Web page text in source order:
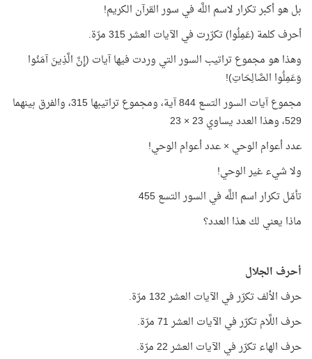
بل هو أكبر تكرار لاسم اللَّه في سور القرآن الكريم!
أحرف كلمة (عَمِلُوا) تكرّرت في الآيات العشر 315 مرّة.
وهذا هو مجموع تراتيب السور التي وردت فيها آيات (إِنَّ الَّذِينَ آمَنُوا
وَعَمِلُوا الصَّالِحَاتِ)!
مجموع آيات السور التسع 844 آية، ومجموع تراتيبها 315، والفرق بينهما
529، وهذا العدد يساوي 23 × 23
عدد أعوام الوحي × عدد أعوام الوحي!
ولا شيء غير الوحي!
تأمّل تكرار اسم اللَّه في السور التسع 455
ماذا يعني لك هذا العدد؟
أحرف الجلال
حرف الألف تكرّر في الآيات العشر 132 مرّة.
حرف اللَّام تكرّر في الآيات العشر 71 مرّة.
حرف الهاء تكرّر في الآيات العشر 22 مرّة.